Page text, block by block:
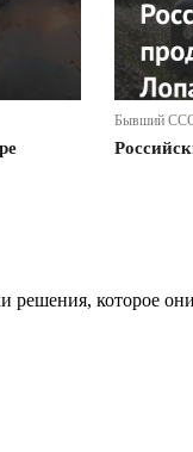
Бывший
решения, которое